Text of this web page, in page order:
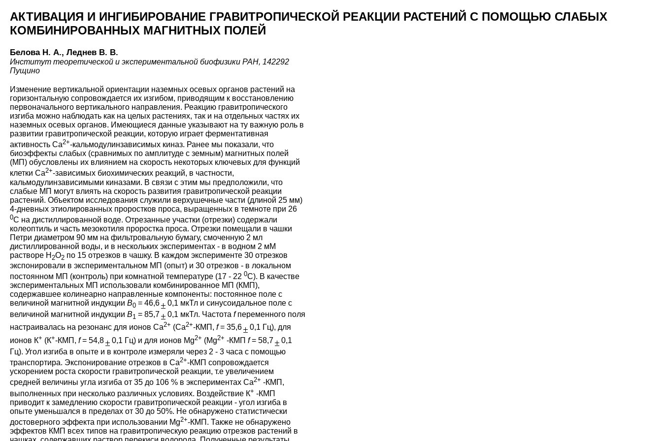
АКТИВАЦИЯ И ИНГИБИРОВАНИЕ ГРАВИТРОПИЧЕСКОЙ РЕАКЦИИ РАСТЕНИЙ С ПОМОЩЬЮ СЛАБЫХ
КОМБИНИРОВАННЫХ МАГНИТНЫХ ПОЛЕЙ
Белова Н. А., Леднев В. В.
Институт теоретической и экспериментальной биофизики РАН, 142292
Пущино
Изменение вертикальной ориентации наземных осевых органов растений на
горизонтальную сопровождается их изгибом, приводящим к восстановлению
первоначального вертикального направления. Реакцию гравитропического
изгиба можно наблюдать как на целых растениях, так и на отдельных частях их
наземных осевых органов. Имеющиеся данные указывают на ту важную роль в
развитии гравитропической реакции, которую играет ферментативная
активность Са2+-кальмодулинзависимых киназ. Ранее мы показали, что
биоэффекты слабых (сравнимых по амплитуде с земным) магнитных полей
(МП) обусловлены их влиянием на скорость некоторых ключевых для функций
клетки Са2+-зависимых биохимических реакций, в частности,
кальмодулинзависимыми киназами. В связи с этим мы предположили, что
слабые МП могут влиять на скорость развития гравитропической реакции
растений. Объектом исследования служили верхушечные части (длиной 25 мм)
4-дневных этиолированных проростков проса, выращенных в темноте при 26
0С на дистиллированной воде. Отрезанные участки (отрезки) содержали
колеоптиль и часть мезокотиля проростка проса. Отрезки помещали в чашки
Петри диаметром 90 мм на фильтровальную бумагу, смоченную 2 мл
дистиллированной воды, и в нескольких экспериментах - в водном 2 мМ
растворе H 2O2 по 15 отрезков в чашку. В каждом эксперименте 30 отрезков
экспонировали в экспериментальном МП (опыт) и 30 отрезков - в локальном
постоянном МП (контроль) при комнатной температуре (17 - 22 0С). В качестве
экспериментальных МП использовали комбинированное МП (КМП),
содержавшее колинеарно направленные компоненты: постоянное поле с
величиной магнитной индукции В0 = 46,6
0,1 мкТл и синусоидальное поле с
величиной магнитной индукции В1 = 85,7 0,1 мкТл. Частота fпеременного поля
настраивалась на резонанс для ионов Са2+ (Са2+-КМП, f= 35,6
0,1 Гц), для
ионов К+ (К+-КМП, f= 54,8 0,1 Гц) и для ионов Mg2+ (Mg2+ -КМП f= 58,7
0,1
Гц). Угол изгиба в опыте и в контроле измеряли через 2 - 3 часа с помощью
транспортира. Экспонирование отрезков в Са2+-КМП сопровождается
ускорением роста скорости гравитропической реакции, т.е увеличением
средней величины угла изгиба от 35 до 106 % в экспериментах Са2+ -КМП,
выполненных при несколько различных условиях. Воздействие К+ -КМП
приводит к замедлению скорости гравитропической реакции - угол изгиба в
опыте уменьшался в пределах от 30 до 50%. Не обнаружено статистически
достоверного эффекта при использовании Mg2+-КМП. Также не обнаружено
эффектов КМП всех типов на гравитропическую реакцию отрезков растений в